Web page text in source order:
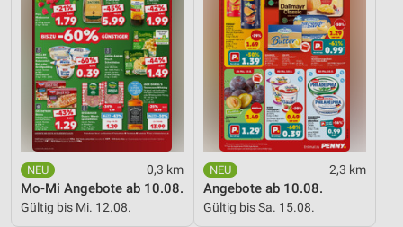
0,3 km
Mo-Mi Angebote ab 10.08.
Gültig bis Mi. 12.08.
2,3 km
Angebote ab 10.08.
Gültig bis Sa. 15.08.